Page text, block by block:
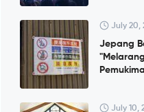
July 20,
Jepang
July 10,